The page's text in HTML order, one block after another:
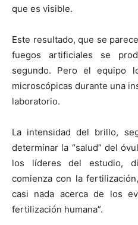
que es visible.
Este resultado, que se
fuegos artificiales se
segundo. Pero el equipo
microscópicas durante una
laboratorio.
La intensidad del brillo,
determinar la “salud” del
los líderes del estudio,
comienza con la
casi nada acerca de los
fertilización humana”.